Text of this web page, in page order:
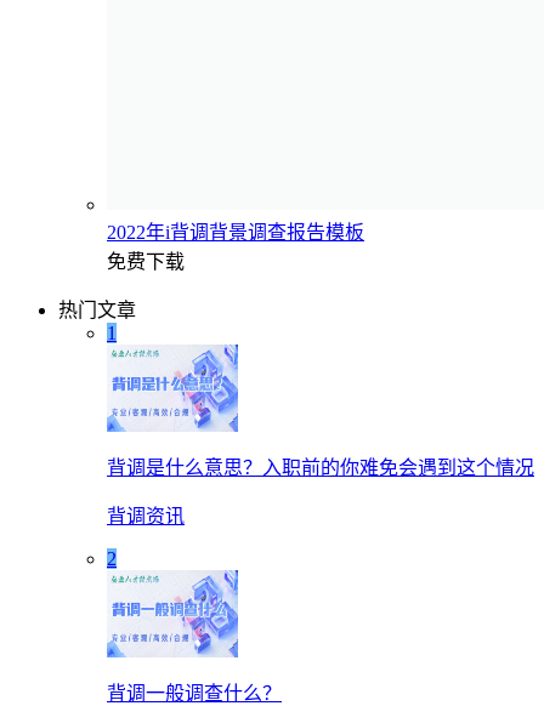
2022年i背调背景调查报告模板
免费下载
热门文章
1
背调是什么意思？入职前的你难免会遇到这个情况
背调资讯
2
背调一般调查什么？